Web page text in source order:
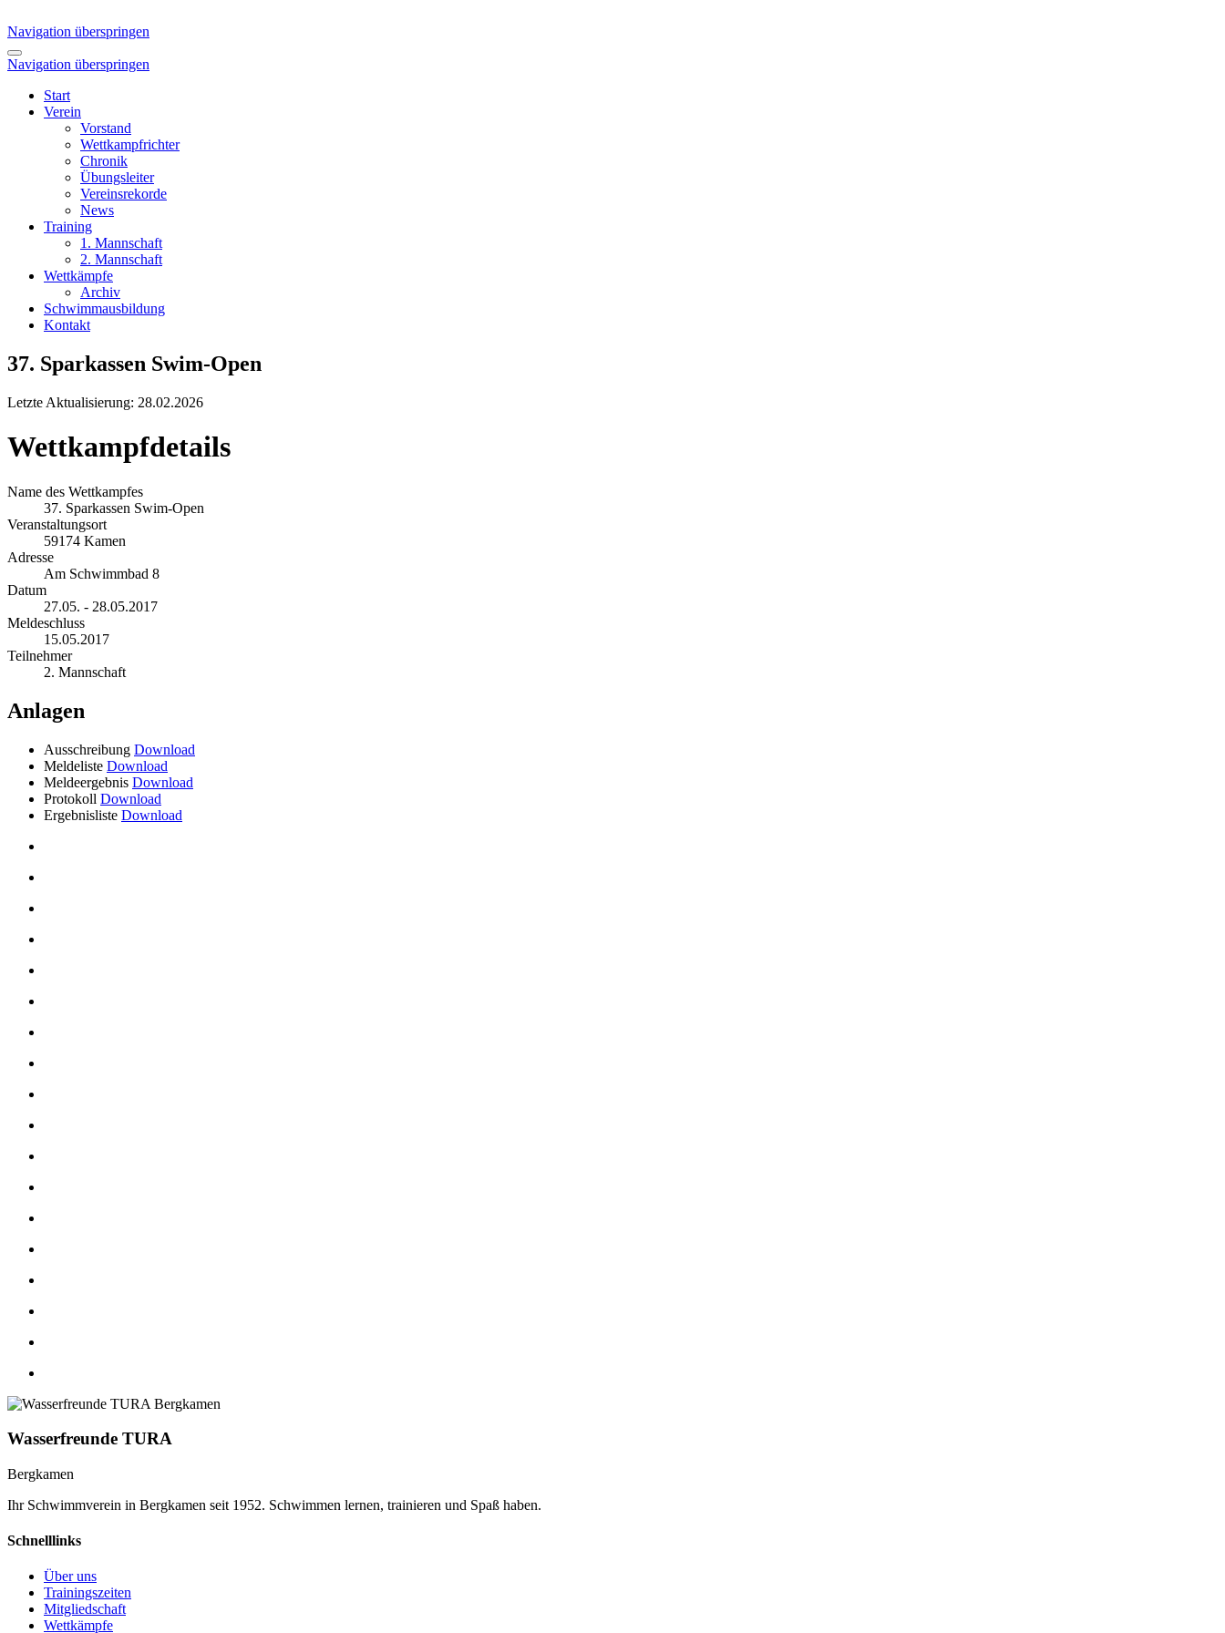
Navigation überspringen
Navigation überspringen
Start
Verein
Vorstand
Wettkampfrichter
Chronik
Übungsleiter
Vereinsrekorde
News
Training
1. Mannschaft
2. Mannschaft
Wettkämpfe
Archiv
Schwimmausbildung
Kontakt
37. Sparkassen Swim-Open
Letzte Aktualisierung: 28.02.2026
Wettkampfdetails
Name des Wettkampfes
37. Sparkassen Swim-Open
Veranstaltungsort
59174 Kamen
Adresse
Am Schwimmbad 8
Datum
27.05. - 28.05.2017
Meldeschluss
15.05.2017
Teilnehmer
2. Mannschaft
Anlagen
Ausschreibung Download
Meldeliste Download
Meldeergebnis Download
Protokoll Download
Ergebnisliste Download
Wasserfreunde TURA
Bergkamen
Ihr Schwimmverein in Bergkamen seit 1952. Schwimmen lernen, trainieren und Spaß haben.
Schnelllinks
Über uns
Trainingszeiten
Mitgliedschaft
Wettkämpfe